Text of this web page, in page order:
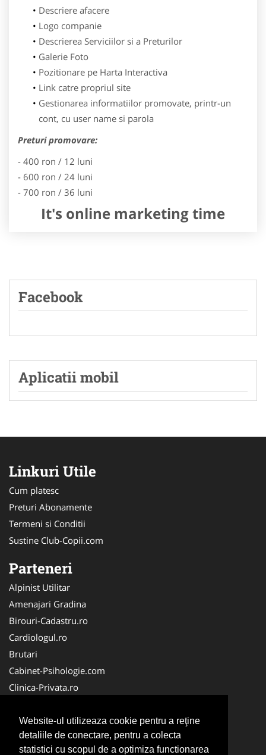
Website-ul utilizeaza cookie pentru a reţine
detaliile de conectare, pentru a colecta
statistici cu scopul de a optimiza functionarea
Descriere afacere
Logo companie
Descrierea Serviciilor si a Preturilor
Galerie Foto
Pozitionare pe Harta Interactiva
Link catre propriul site
Gestionarea informatiilor promovate, printr-un
cont, cu user name si parola
Preturi promovare:
- 400 ron / 12 luni
- 600 ron / 24 luni
- 700 ron / 36 luni
It's online marketing time
Facebook
Aplicatii mobil
Linkuri Utile
Cum platesc
Preturi Abonamente
Termeni si Conditii
Sustine Club-Copii.com
Parteneri
Alpinist Utilitar
Amenajari Gradina
Birouri-Cadastru.ro
Cardiologul.ro
Brutari
Cabinet-Psihologie.com
Clinica-Privata.ro
Cabinet-Individual.ro
CentruInchirieri.ro